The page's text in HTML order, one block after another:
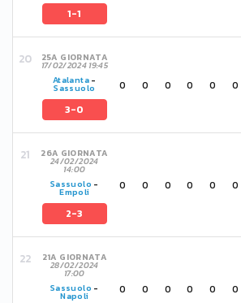
1-1
25A GIORNATA
17/02/2024 19:45
Atalanta-
Sassuolo
3-0
0 0 0 0 0 0
26A GIORNATA
24/02/2024
14:00
Sassuolo -
Empoli
2-3
0 0 0 0 0 0
21A GIORNATA
28/02/2024
17:00
Sassuolo -
Napoli 0 0 0 0 0 0